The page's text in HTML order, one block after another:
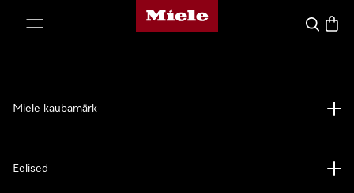
Miele avaleht
Search
Miele kaubamärk
Eelised